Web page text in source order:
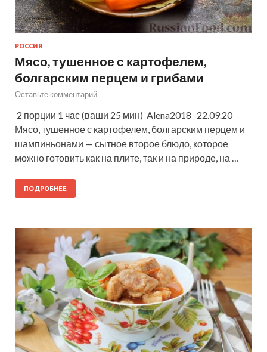
РОССИЯ
Мясо, тушенное с картофелем,
болгарским перцем и грибами
Оставьте комментарий
2 порции 1 час (ваши 25 мин) Alena2018 22.09.20
Мясо, тушенное с картофелем, болгарским перцем и
шампиньонами — сытное второе блюдо, которое
можно готовить как на плите, так и на природе, на …
ПОДРОБНЕЕ